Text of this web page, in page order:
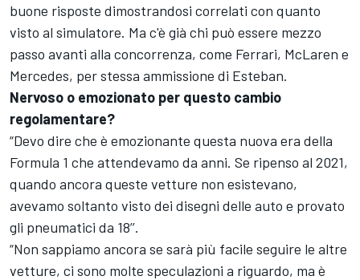
buone risposte dimostrandosi correlati con quanto
visto al simulatore. Ma c'è già chi può essere mezzo
passo avanti alla concorrenza, come Ferrari, McLaren e
Mercedes, per stessa ammissione di Esteban.
Nervoso o emozionato per questo cambio
regolamentare?
“Devo dire che è emozionante questa nuova era della
Formula 1 che attendevamo da anni. Se ripenso al 2021,
quando ancora queste vetture non esistevano,
avevamo soltanto visto dei disegni delle auto e provato
gli pneumatici da 18’’.
“Non sappiamo ancora se sarà più facile seguire le altre
vetture, ci sono molte speculazioni a riguardo, ma è